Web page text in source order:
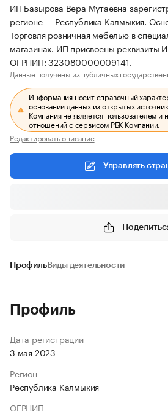
ИП Базырова Вера Мутаевна
регионе — Республика Калмыкия.
Торговля розничная мебелью в
магазинах. ИП присвоены реквизиты
ОГРНИП: 323080000009141.
Данные получены из публичных
Информация носит справочный
основании данных из открытых
Компания не является пользователем и
отношений с сервисом РБК Компании.
Редактировать описание
Управлять
ПрофильВиды деятельности
Профиль
Дата регистрации
3 мая 2023
Регион
Республика Калмыкия
ОГРНИП